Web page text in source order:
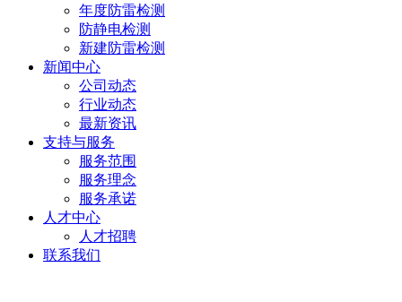
年度防雷检测
防静电检测
新建防雷检测
新闻中心
公司动态
行业动态
最新资讯
支持与服务
服务范围
服务理念
服务承诺
人才中心
人才招聘
联系我们